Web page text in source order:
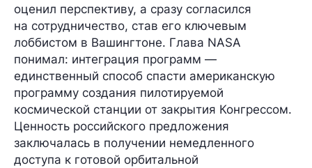
оценил перспективу, а сразу согласился
на сотрудничество, став его ключевым
лоббистом в Вашингтоне. Глава NASA
понимал: интеграция программ —
единственный способ спасти американскую
программу создания пилотируемой
космической станции от закрытия Конгрессом.
Ценность российского предложения
заключалась в получении немедленного
доступа к готовой орбитальной